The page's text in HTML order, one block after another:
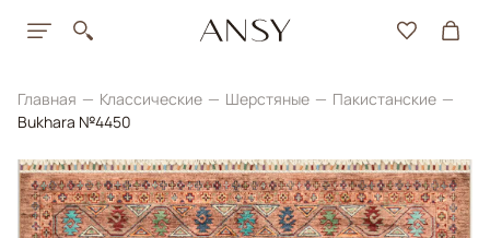
Главная Классические Шерстяные
Пакистанские
Bukhara №4450